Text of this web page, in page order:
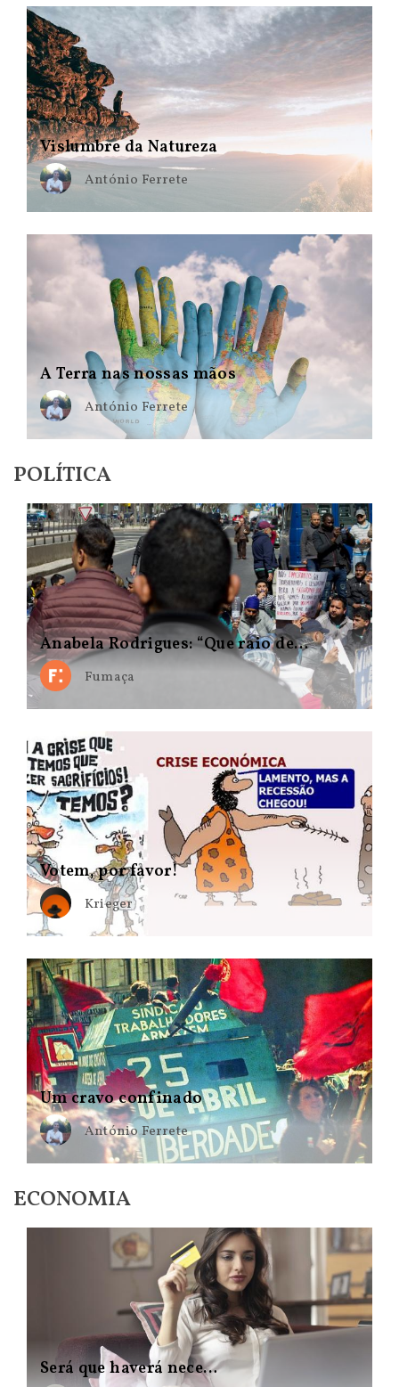
Vislumbre da Natureza
António Ferrete
A Terra nas nossas mãos
António Ferrete
POLÍTICA
Anabela Rodrigues: “Que raio de…
Fumaça
Votem, por favor!
Krieger
Um cravo confinado
António Ferrete
ECONOMIA
Será que haverá nece…